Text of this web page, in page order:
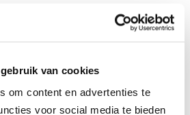
van cookies
om content en advertenties te
voor social media te bieden
18e een hersenbloeding. Ze
niet thuis gewoond en moest